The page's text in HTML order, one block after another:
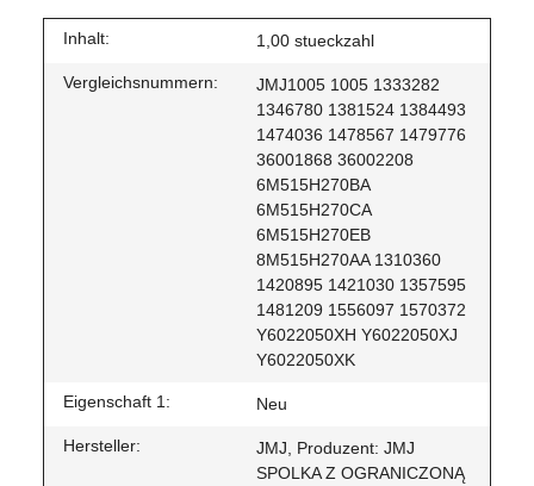
Inhalt: 1,00 stueckzahl
Vergleichsnummern:
JMJ1005 1005 1333282
1346780 1381524 1384493
1474036 1478567 1479776
36001868 36002208
6M515H270BA
6M515H270CA
6M515H270EB
8M515H270AA 1310360
1420895 1421030 1357595
1481209 1556097 1570372
Y6022050XH Y6022050XJ
Y6022050XK
Eigenschaft 1: Neu
Hersteller:
JMJ, Produzent: JMJ
SPOLKA Z OGRANICZONĄ